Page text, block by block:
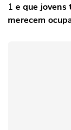
1 e que jovens
merecem